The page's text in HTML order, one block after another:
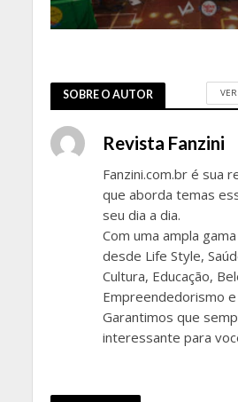
SOBRE O AUTOR
Revista Fanzini
Fanzini.com.br é sua
que aborda temas
seu dia a dia.
Com uma ampla
desde Life Style,
Cultura, Educação,
Empreendedorismo e
Garantimos que
interessante para